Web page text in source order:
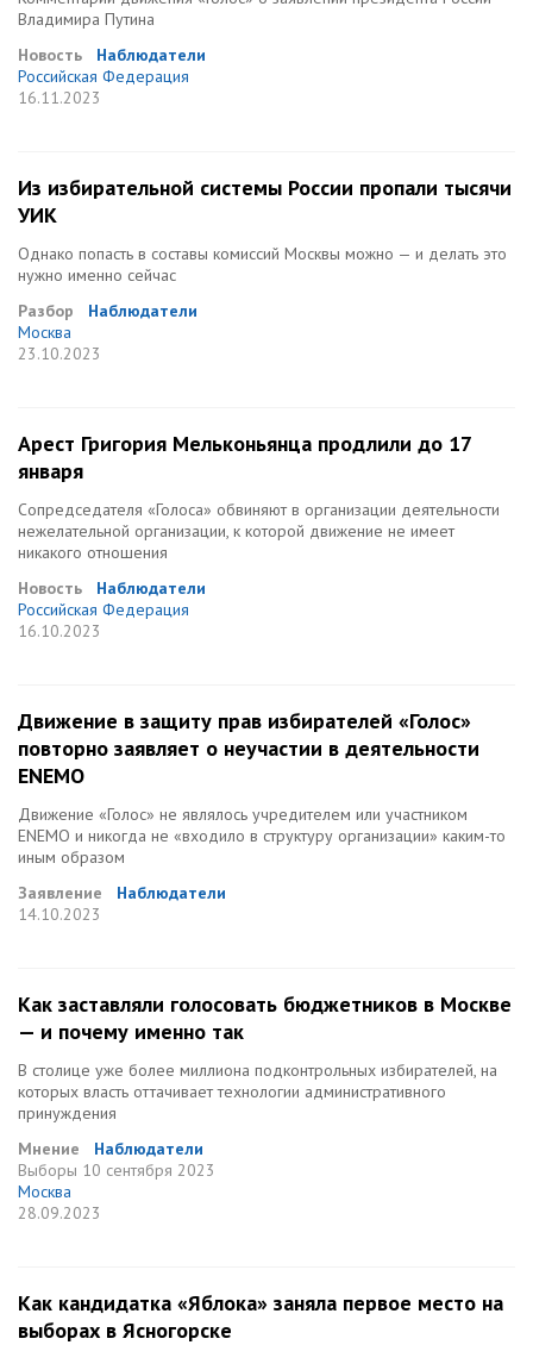
Владимира Путина
Новость
Наблюдатели
Российская Федерация
16.11.2023
Из избирательной системы России пропали тысячи
УИК
Однако попасть в составы комиссий Москвы можно — и делать это
нужно именно сейчас
Разбор
Наблюдатели
Москва
23.10.2023
Арест Григория Мельконьянца продлили до 17
января
Сопредседателя «Голоса» обвиняют в организации деятельности
нежелательной организации, к которой движение не имеет
никакого отношения
Новость
Наблюдатели
Российская Федерация
16.10.2023
Движение в защиту прав избирателей «Голос»
повторно заявляет о неучастии в деятельности
ENEMO
Движение «Голос» не являлось учредителем или участником
ENEMO и никогда не «входило в структуру организации» каким-то
иным образом
Заявление
Наблюдатели
14.10.2023
Как заставляли голосовать бюджетников в Москве
— и почему именно так
В столице уже более миллиона подконтрольных избирателей, на
которых власть оттачивает технологии административного
принуждения
Мнение
Наблюдатели
Выборы 10 сентября 2023
Москва
28.09.2023
Как кандидатка «Яблока» заняла первое место на
выборах в Ясногорске